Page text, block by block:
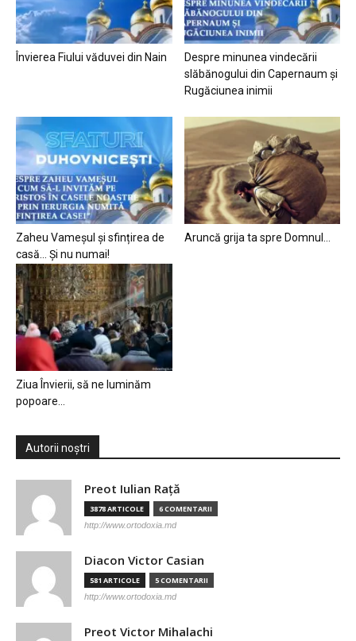
Învierea Fiului văduvei din Nain
Despre minunea vindecării
slăbănogului din Capernaum și
Rugăciunea inimii
Zaheu Vameșul și sfințirea de
casă… Și nu numai!
Aruncă grija ta spre Domnul…
Ziua Învierii, să ne luminăm
popoare…
Autorii noștri
Preot Iulian Raţă
3878 ARTICOLE 6 COMENTARII
http://www.ortodoxia.md
Diacon Victor Casian
581 ARTICOLE 5 COMENTARII
http://www.ortodoxia.md
Preot Victor Mihalachi